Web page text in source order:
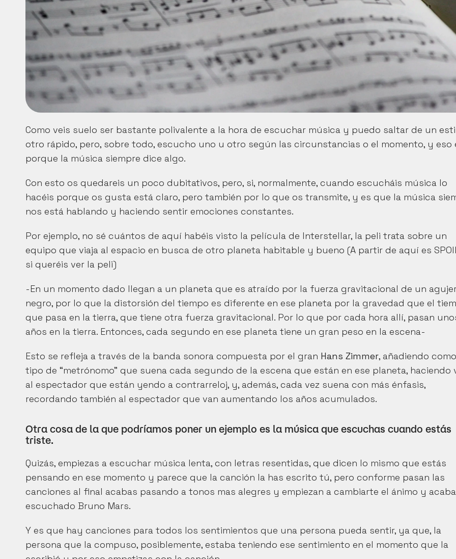
Como veis suelo ser bastante polivalente a la hora de escuchar música y puedo saltar de un
otro rápido, pero, sobre todo, escucho uno u otro según las circunstancias o el momento, y eso
porque la música siempre dice algo.
Con esto os quedareis un poco dubitativos, pero, si, normalmente, cuando escucháis música lo
hacéis porque os gusta está claro, pero también por lo que os transmite, y es que la música
nos está hablando y haciendo sentir emociones constantes.
Por ejemplo, no sé cuántos de aquí habéis visto la película de Interstellar, la peli trata sobre un
equipo que viaja al espacio en busca de otro planeta habitable y bueno (A partir de aquí es
si queréis ver la peli)
-En un momento dado llegan a un planeta que es atraído por la fuerza gravitacional de un
negro, por lo que la distorsión del tiempo es diferente en ese planeta por la gravedad que el
que pasa en la tierra, que tiene otra fuerza gravitacional. Por lo que por cada hora allí, pasan
años en la tierra. Entonces, cada segundo en ese planeta tiene un gran peso en la escena-
Esto se refleja a través de la banda sonora compuesta por el gran Hans Zimmer, añadiendo
tipo de “metrónomo” que suena cada segundo de la escena que están en ese planeta, haciendo
al espectador que están yendo a contrarreloj, y, además, cada vez suena con más énfasis,
recordando también al espectador que van aumentando los años acumulados.
Otra cosa de la que podríamos poner un ejemplo es la música que escuchas cuando estás
triste.
Quizás, empiezas a escuchar música lenta, con letras resentidas, que dicen lo mismo que estás
pensando en ese momento y parece que la canción la has escrito tú, pero conforme pasan las
canciones al final acabas pasando a tonos mas alegres y empiezan a cambiarte el ánimo y
escuchado Bruno Mars.
Y es que hay canciones para todos los sentimientos que una persona pueda sentir, ya que, la
persona que la compuso, posiblemente, estaba teniendo ese sentimiento en el momento que la